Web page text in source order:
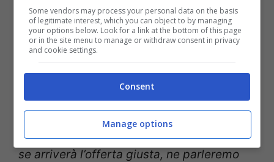
che lo scorso anno la Juve si è mossa per
Locatelli ma recentemente gli interessi
sono arrivati soprattutto dall’estero. Mi
sembra che facciano sul serio dall’Europa,
ci stanno provando. Noi non abbiamo
l’esigenza di vendere nessuno e non
vogliamo contropartite tecniche. Quando e
se arriverà l’offerta giusta, ne parleremo
Some vendors may process your personal data on the basis
of legitimate interest, which you can object to by managing
your options below. Look for a link at the bottom of this page
or in the site menu to manage or withdraw consent in privacy
and cookie settings.
Consent
Manage options